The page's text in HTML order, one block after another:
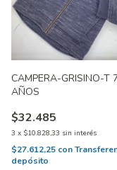
CAMPERA-GRISINO-T
AÑOS
$32.485
3 x $10.828,33 sin interés
$27.612,25 con
depósito